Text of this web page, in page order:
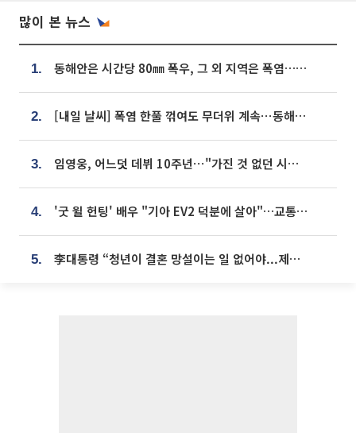
많이 본 뉴스
1. 동해안은 시간당 80㎜ 폭우, 그 외 지역은 폭염…‘극과 극 날씨’
2. [내일 날씨] 폭염 한풀 꺾여도 무더위 계속⋯동해안 이틀 연속 비
3. 임영웅, 어느덧 데뷔 10주년⋯"가진 것 없던 시절, 내 앞엔 20명의 팬뿐"
4. '굿 윌 헌팅' 배우 "기아 EV2 덕분에 살아"…교통사고 후 안전성 극찬
5. 李대통령 “청년이 결혼 망설이는 일 없어야...제도상 불이익 조사”